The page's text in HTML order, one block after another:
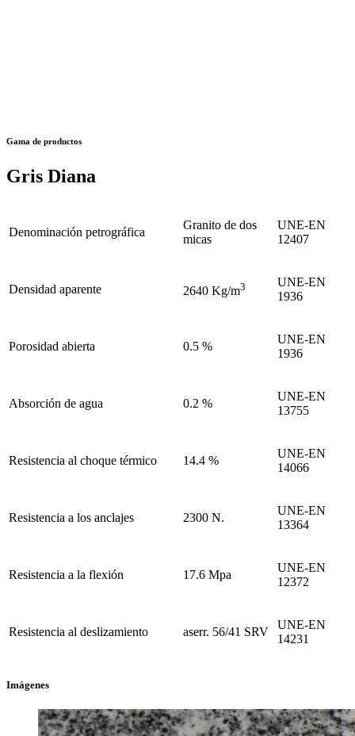
Gama de productos
Gris Diana
Denominación petrográfica
Granito de dos
micas
UNE-EN
12407
Densidad aparente 2640 Kg/m3
UNE-EN
1936
Porosidad abierta 0.5 %
UNE-EN
1936
Absorción de agua 0.2 %
UNE-EN
13755
Resistencia al choque térmico 14.4 %
UNE-EN
14066
Resistencia a los anclajes 2300 N.
UNE-EN
13364
Resistencia a la flexión 17.6 Mpa
UNE-EN
12372
Resistencia al deslizamiento aserr. 56/41 SRV
UNE-EN
14231
Imágenes